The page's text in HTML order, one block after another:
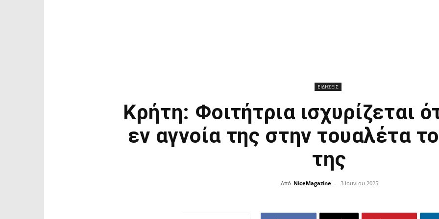
ΕΙΔΗΣΕΙΣ
Κρήτη: Φοιτήτρια ισχυρίζεται
εν αγνοία της στην τουαλέτα
της
Από NiceMagazine - 3 Ιουνίου 2025